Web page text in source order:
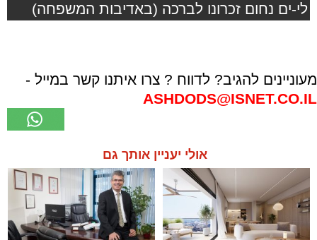
לי-ים נחום זכרונו לברכה (באדיבות המשפחה)
מעוניינים להגיב? לדווח ? צרו איתנו קשר במייל -
ASHDODS@ISNET.CO.IL
אולי יעניין אותך גם